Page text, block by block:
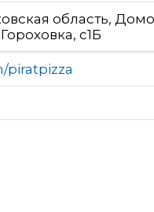
область,
с1Б
piratpizza